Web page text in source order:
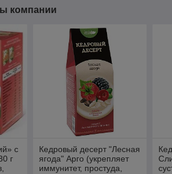
компании
с
г
Кедровый десерт "Лесная
ягода" Арго (укрепляет
иммунитет, простуда,